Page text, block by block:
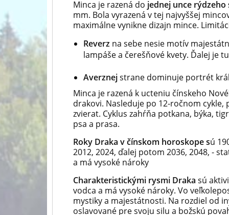
Minca je razená do jednej unce rýdzeho
mm. Bola vyrazená v tej najvyššej
maximálne vynikne dizajn mince.
Reverz na sebe nesie motív
lampáše a čerešňové kvety. Ďalej je
Averznejstrane dominuje portrét
Minca je razená k ucteniu čínskeho
drakovi. Nasleduje po 12-ročnom
zvierat. Cyklus zahŕňa potkana, býka,
psa a prasa.
Roky Draka v čínskom horoskope sú
2012, 2024, ďalej potom 2036, 2048, -
a má vysoké nároky
Charakteristickými rysmi Draka sú
vodca a má vysoké nároky. Vo
mystiky a majestátnosti. Na rozdiel od
oslavované pre svoju silu a božskú